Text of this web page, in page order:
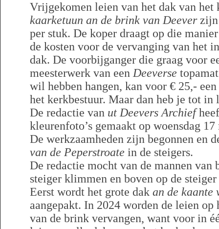
Vrijgekomen leien van het dak van het
kaarketuun an de brink van Deeverzijn
per stuk. De koper draagt op die
de kosten voor de vervanging van het
dak. De voorbijganger die graag voor
meesterwerk van een Deeverse
wil hebben hangen, kan voor € 25,-
het kerkbestuur. Maar dan heb je tot
De redactie van ut Deevers Archief
kleurenfoto’s gemaakt op woensdag
De werkzaamheden zijn begonnen en
van de Peperstroate in de steigers.
De redactie mocht van de mannen van
steiger klimmen en boven op de
Eerst wordt het grote dak an de kaante
aangepakt. In 2024 worden de leien
van de brink vervangen, want voor in